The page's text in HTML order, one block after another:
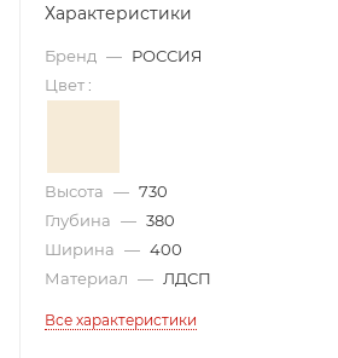
Характеристики
Бренд — РОССИЯ
Цвет :
Высота — 730
Глубина — 380
Ширина — 400
Материал — ЛДСП
Все характеристики